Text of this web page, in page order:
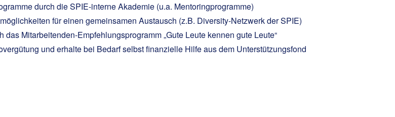
durch die SPIE-interne Akademie (u.a. Mentoringprogramme)
für einen gemeinsamen Austausch (z.B. Diversity-Netzwerk der SPIE)
Mitarbeitenden-Empfehlungsprogramm „Gute Leute kennen gute Leute“
und erhalte bei Bedarf selbst finanzielle Hilfe aus dem Unterstützungsfond